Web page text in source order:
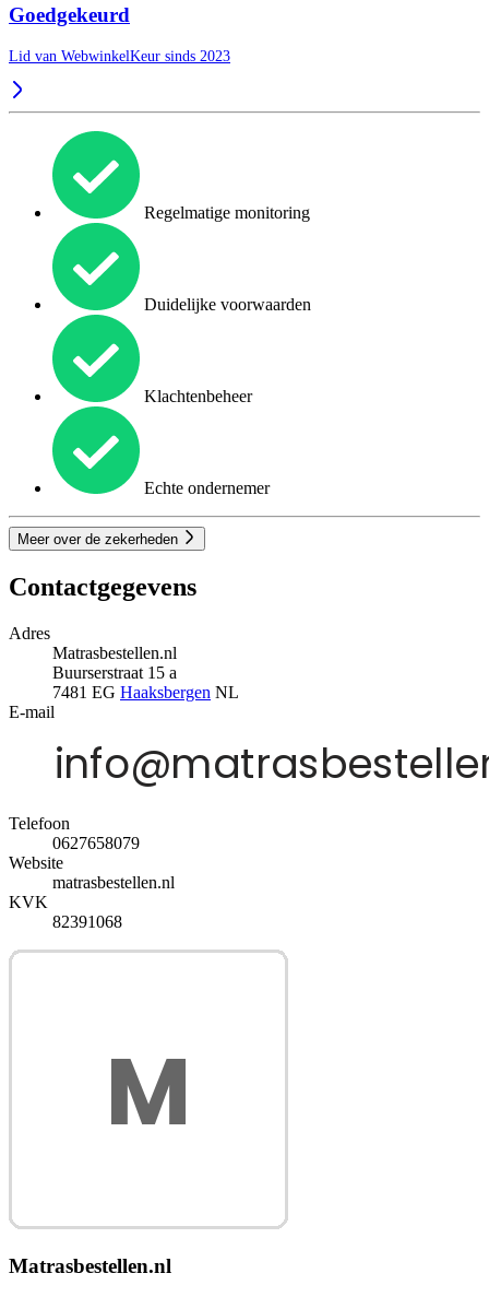
Goedgekeurd
Lid van WebwinkelKeur sinds 2023
Regelmatige monitoring
Duidelijke voorwaarden
Klachtenbeheer
Echte ondernemer
Meer over de zekerheden
Contactgegevens
Adres
Matrasbestellen.nl
Buurserstraat 15 a
7481 EG Haaksbergen NL
E-mail
Telefoon
0627658079
Website
matrasbestellen.nl
KVK
82391068
Matrasbestellen.nl